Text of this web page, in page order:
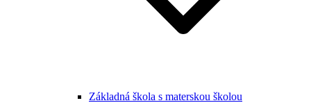
Základná škola s materskou školou